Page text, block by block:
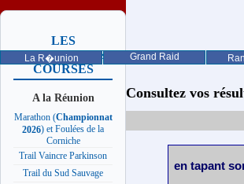
La R�union Grand Raid
LES
PROCHAINES
COURSES
A la Réunion
Marathon (Championnat
2026) et Foulées de la
Corniche
Trail Vaincre Parkinson
Trail du Sud Sauvage
Consultez vos
en tapant